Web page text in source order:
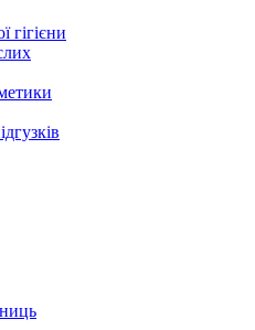
гігієни